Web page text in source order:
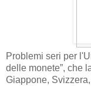
Problemi seri per
delle monete”, che
Giappone,